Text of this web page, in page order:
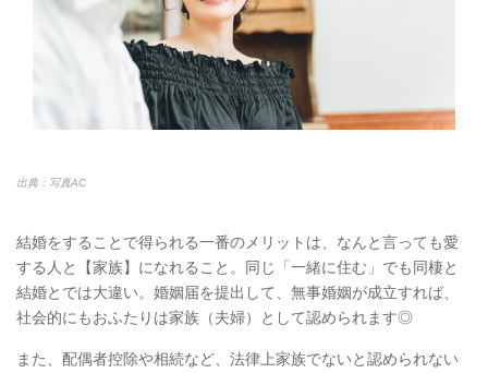
出典：写真AC
結婚をすることで得られる一番のメリットは、なんと言っても愛
する人と【家族】になれること。同じ「一緒に住む」でも同棲と
結婚とでは大違い。婚姻届を提出して、無事婚姻が成立すれば、
社会的にもおふたりは家族（夫婦）として認められます◎
また、配偶者控除や相続など、法律上家族でないと認められない